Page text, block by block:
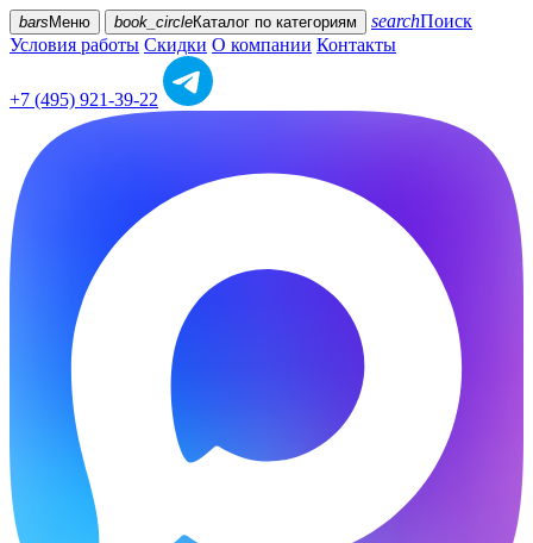
bars Меню book_circleКаталог по категориям searchПоиск
Условия работы Скидки О компании Контакты
+7 (495) 921-39-22